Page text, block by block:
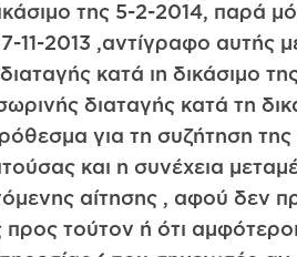
της 5-2-2014, παρά
11-2013 ,αντίγραφο αυτής
κατά ιη δικάσιμο
διαταγής κατά τη
για τη συζήτηση της
και η συνέχεια
αίτησης , αφού δεν
προς τούτον ή ότι